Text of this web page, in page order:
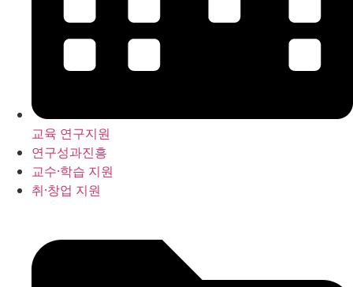
교육 연구지원
연구성과진흥
교수·학습 지원
취·창업 지원